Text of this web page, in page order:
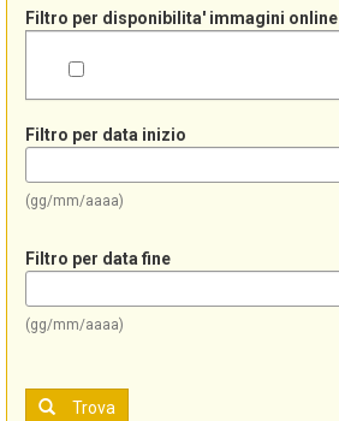
Filtro per disponibilita' immagini online
Filtro per data inizio
(gg/mm/aaaa)
Filtro per data fine
(gg/mm/aaaa)
Trova